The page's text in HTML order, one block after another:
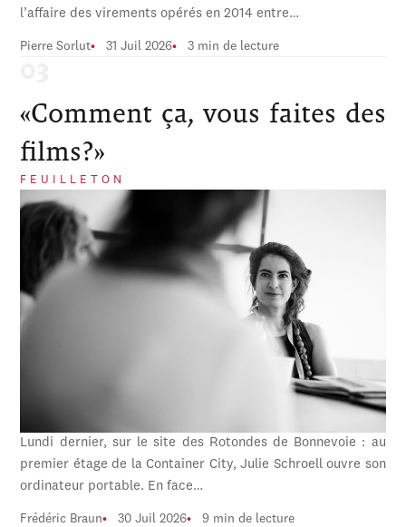
l’affaire des virements opérés en 2014 entre…
Pierre Sorlut 31 Juil 2026 3 min de lecture
«Comment ça, vous faites des
films?»
FEUILLETON
Lundi dernier, sur le site des Rotondes de Bonnevoie : au
premier étage de la Container City, Julie Schroell ouvre son
ordinateur portable. En face…
Frédéric Braun 30 Juil 2026 9 min de lecture